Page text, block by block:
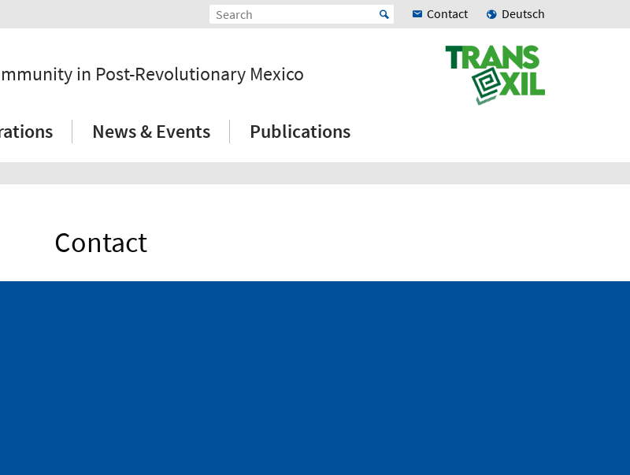
Contact Deutsch
in Post-Revolutionary Mexico
News & Events Publications
Contact